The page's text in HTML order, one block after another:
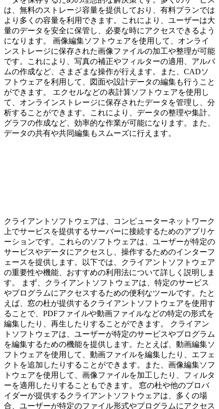
は、無料のストレージ容量を提供しており、有料プランでは
より多くの容量を利用できます。これにより、ユーザーは大
量のデータを安全に保管し、必要な時にアクセスできるよう
になります。 画像編集ソフトウェアを使用して、オンライ
ンストレージに保存された画像ファイルの加工や整理が可能
です。これにより、写真の補正やフィルターの適用、アルバ
ムの作成など、さまざまな操作が行えます。また、CADソ
フトウェアを利用して、図面や設計データの編集も行うこと
ができます。 エクセルなどの表計算ソフトウェアを使用し
て、オンラインストレージに保存されたデータを管理し、分
析することができます。これにより、データの整理や集計、
グラフの作成など、効率的な作業が可能になります。また、
データの共有や共同編集もスムーズに行えます。
クライアントソフトウェアは、コンピューターネットワーク
上でサービスを提供するサーバーに接続するためのアプリケ
ーションです。これらのソフトウェアは、ユーザーが特定の
サービスやデータにアクセスし、操作するためのインターフ
ェースを提供します。以下では、クライアントソフトウェア
の重要性や機能、おすすめの利用法について詳しく説明しま
す。 まず、クライアントソフトウェアは、特定のサービス
やプログラムにアクセスするための便利なツールです。たと
えば、窓の杜が提供するクライアントソフトウェアを使用す
ることで、PDFファイルや動画ファイルなどの特定の形式を
編集したり、再生したりすることができます。 クライアン
トソフトウェアは、ユーザーが特定のサービスやプログラム
を編集するための機能を提供します。たとえば、動画編集ソ
フトウェアを使用して、動画ファイルを編集したり、エフェ
クトを追加したりすることができます。また、画像編集ソフ
トウェアを使用して、画像ファイルを加工したり、フィルタ
ーを適用したりすることもできます。 窓の杜や他のプロバ
イダーが提供するクライアントソフトウェアは、多くの場
合、ユーザーが特定のファイル形式やプログラムにアクセス